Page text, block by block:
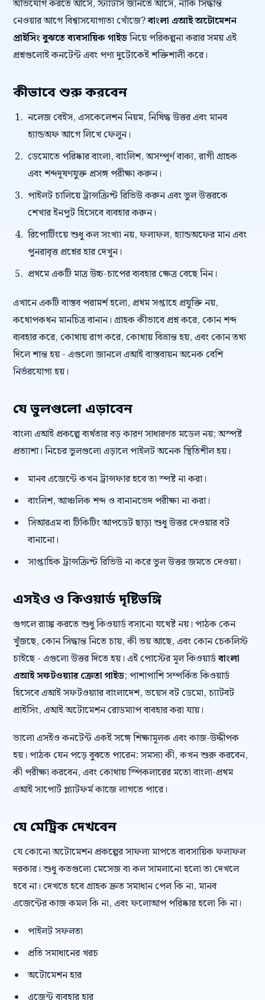
অভিযোগ করতে আসে, স্ট্যাটাস জানতে আসে, নাকি সিদ্ধান্ত
নেওয়ার আগে বিশ্বাসযোগ্যতা খোঁজে?বাংলা এআই অটোমেশন
প্রাইসিং বুঝতে ব্যবসায়িক গাইডনিয়ে পরিকল্পনা করার সময় এই
প্রশ্নগুলোই কনটেন্ট এবং পণ্য দুটোকেই শক্তিশালী করে।
কীভাবে শুরু করবেন
নলেজ বেইস, এসকেলেশন নিয়ম, নিষিদ্ধ উত্তর এবং মানব
হ্যান্ডঅফ আগে লিখে ফেলুন।
ডেমোতে পরিষ্কার বাংলা, বাংলিশ, অসম্পূর্ণ বাক্য, রাগী গ্রাহক
এবং শব্দদূষণযুক্ত প্রসঙ্গ পরীক্ষা করুন।
পাইলট চালিয়ে ট্রান্সক্রিপ্ট রিভিউ করুন এবং ভুল উত্তরকে
শেখার ইনপুট হিসেবে ব্যবহার করুন।
রিপোর্টিংয়ে শুধু কল সংখ্যা নয়, ফলাফল, হ্যান্ডঅফের মান এবং
পুনরাবৃত্ত প্রশ্নের হার দেখুন।
প্রথমে একটি মাত্র উচ্চ-চাপের ব্যবহার ক্ষেত্র বেছে নিন।
এখানে একটি বাস্তব পরামর্শ হলো, প্রথম সপ্তাহে প্রযুক্তি নয়,
কথোপকথন মানচিত্র বানান। গ্রাহক কীভাবে প্রশ্ন করে, কোন শব্দ
ব্যবহার করে, কোথায় রাগ করে, কোথায় বিভ্রান্ত হয়, এবং কোন তথ্য
দিলে শান্ত হয় - এগুলো জানলে এআই বাস্তবায়ন অনেক বেশি
নির্ভরযোগ্য হয়।
যে ভুলগুলো এড়াবেন
বাংলা এআই প্রকল্পে ব্যর্থতার বড় কারণ সাধারণত মডেল নয়; অস্পষ্ট
প্রত্যাশা। নিচের ভুলগুলো এড়ালে পাইলট অনেক স্থিতিশীল হয়।
মানব এজেন্টে কখন ট্রান্সফার হবে তা স্পষ্ট না করা।
বাংলিশ, আঞ্চলিক শব্দ ও বানানভেদ পরীক্ষা না করা।
সিআরএম বা টিকিটিং আপডেট ছাড়া শুধু উত্তর দেওয়ার বট
বানানো।
সাপ্তাহিক ট্রান্সক্রিপ্ট রিভিউ না করে ভুল উত্তর জমতে দেওয়া।
এসইও ও কিওয়ার্ড দৃষ্টিভঙ্গি
গুগলে র‍্যাঙ্ক করতে শুধু কিওয়ার্ড বসানো যথেষ্ট নয়। পাঠক কেন
খুঁজছে, কোন সিদ্ধান্ত নিতে চায়, কী ভয় আছে, এবং কোন চেকলিস্ট
চাইছে - এগুলো উত্তর দিতে হয়। এই পোস্টের মূল কিওয়ার্ডবাংলা
এআই সফটওয়্যার ক্রেতা গাইড; পাশাপাশি সম্পর্কিত কিওয়ার্ড
হিসেবে এআই সফটওয়্যার বাংলাদেশ, ভয়েস বট ডেমো, চ্যাটবট
প্রাইসিং, এআই অটোমেশন রোডম্যাপ ব্যবহার করা যায়।
ভালো এসইও কনটেন্ট একই সঙ্গে শিক্ষামূলক এবং কাজ-উদ্দীপক
হয়। পাঠক যেন পড়ে বুঝতে পারেন: সমস্যা কী, কখন শুরু করবেন,
কী পরীক্ষা করবেন, এবং কোথায় স্পিকলারের মতো বাংলা-প্রথম
এআই সাপোর্ট প্ল্যাটফর্ম কাজে লাগতে পারে।
যে মেট্রিক দেখবেন
যে কোনো অটোমেশন প্রকল্পের সাফল্য মাপতে ব্যবসায়িক ফলাফল
দরকার। শুধু কতগুলো মেসেজ বা কল সামলানো হলো তা দেখলে
হবে না। দেখতে হবে গ্রাহক দ্রুত সমাধান পেল কি না, মানব
এজেন্টের কাজ কমল কি না, এবং ফলোআপ পরিষ্কার হলো কি না।
পাইলট সফলতা
প্রতি সমাধানের খরচ
অটোমেশন হার